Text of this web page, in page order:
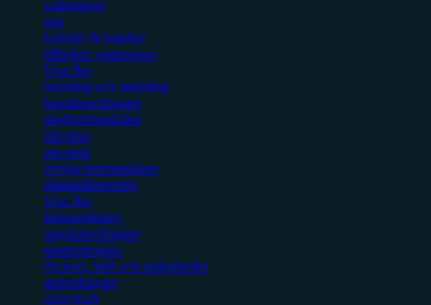
vattensport
sup
kanoter & kajaker
tillbehör vattensport
Visa fler
borrning och mejsling
borrskruvdragare
slagborrmaskiner
sds-plus
sds-max
övriga borrmaskiner
diamantborrning
Visa fler
fästanordning
slagskruvdragare
mutterdragare
dyckert, häft och spikpistoler
skruvdragare
spärrskaft